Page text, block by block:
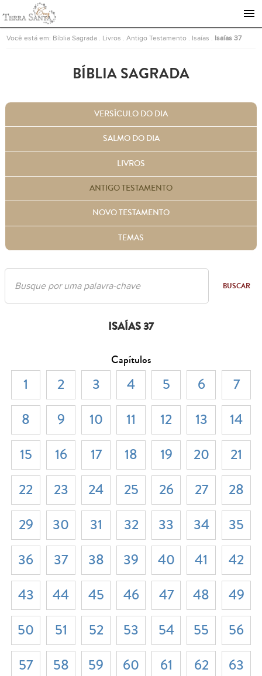
Ir para a página inicial
Você está em: Bíblia Sagrada Livros .Antigo Testamento Isaías Isaías 37
BÍBLIA SAGRADA
VERSÍCULO DO DIA
SALMO DO DIA
LIVROS
ANTIGO TESTAMENTO
NOVO TESTAMENTO
TEMAS
BUSCAR
ISAÍAS 37
Capítulos
1 2 3 4 5 6
7
8
9 10 11 12 13
14
15
16 17 18 19 20
21
22
23 24 25 26 27
28
29
30 31 32 33 34
35
36
37 38 39 40 41
42
43
44 45 46 47 48
49
50
51 52 53 54 55
56
57
58 59 60 61 62
63